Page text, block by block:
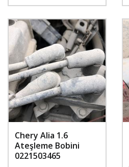
Chery Alia 1.6
Ateşleme Bobini
0221503465